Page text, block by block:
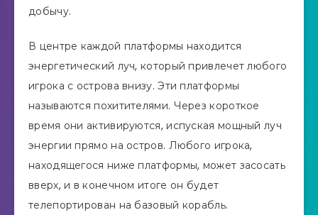
добычу.
В центре каждой платформы находится
энергетический луч, который привлечет любого
игрока с острова внизу. Эти платформы
называются похитителями. Через короткое
время они активируются, испуская мощный луч
энергии прямо на остров. Любого игрока,
находящегося ниже платформы, может засосать
вверх, и в конечном итоге он будет
телепортирован на базовый корабль.